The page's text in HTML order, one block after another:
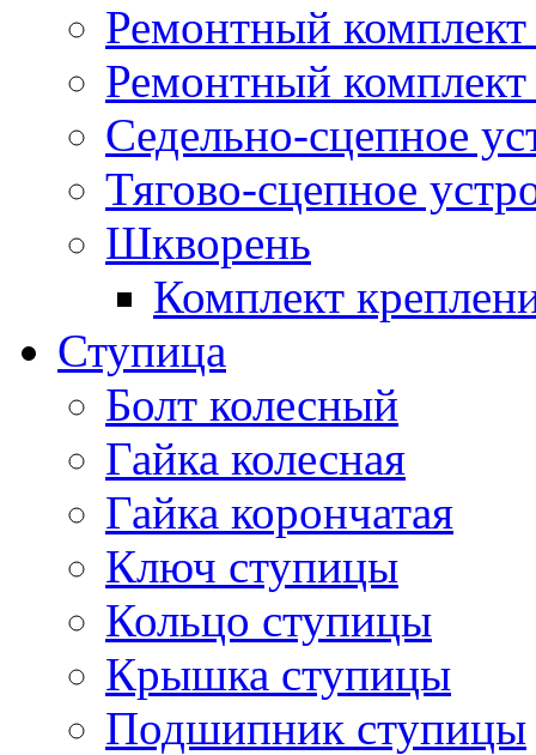
Ремонтный
Ремонтный комплект
Седельно-сцепное
Тягово-сцепное
Шкворень
Комплект
Ступица
Болт колесный
Гайка колесная
Гайка корончатая
Ключ ступицы
Кольцо ступицы
Крышка ступицы
Подшипник ступицы